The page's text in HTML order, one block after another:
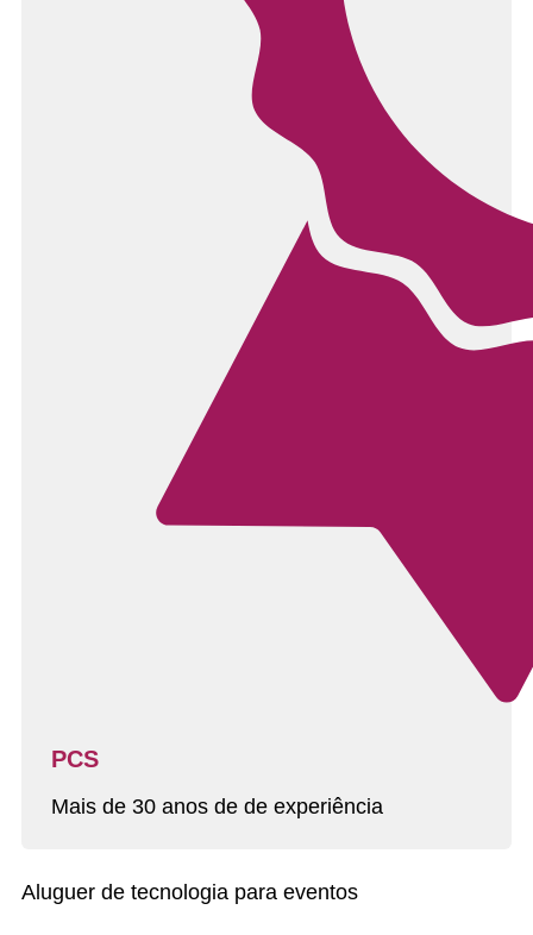
PCS
Mais de 30 anos de de experiência
Aluguer de tecnologia para eventos